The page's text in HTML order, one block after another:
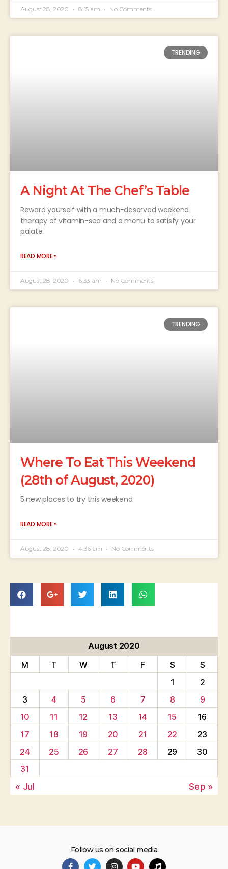
August 28, 2020 8:15 am No Comments
TRENDING
A Night At The Chef’s Table
Reward yourself with a much-deserved weekend
therapy of vitamin-sea and a menu to satisfy your
palate.
READ MORE »
August 28, 2020 6:33 am No Comments
TRENDING
Where To Eat This Weekend
(28th of August, 2020)
5 new places to try this weekend.
READ MORE »
August 28, 2020 4:36 am No Comments
August 2020
M
T W T F S
S
1
2
3
4 5 6 7 8
9
10
11 12 13 14 15
16
17
18 19 20 21 22
23
24
25 26 27 28 29
30
31
« Jul Sep »
Follow us on social media